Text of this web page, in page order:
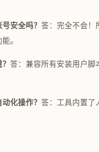
安全吗？ 答：完全不会！
。
答：兼容所有安装用户
化操作？ 答：工具内置了